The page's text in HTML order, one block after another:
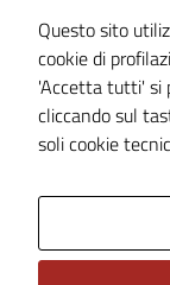
Cookie Policy
Note legali
Dichiarazione di
Piano di
Questo sito
cookie di
'Accetta tutti' si
cliccando sul
soli cookie